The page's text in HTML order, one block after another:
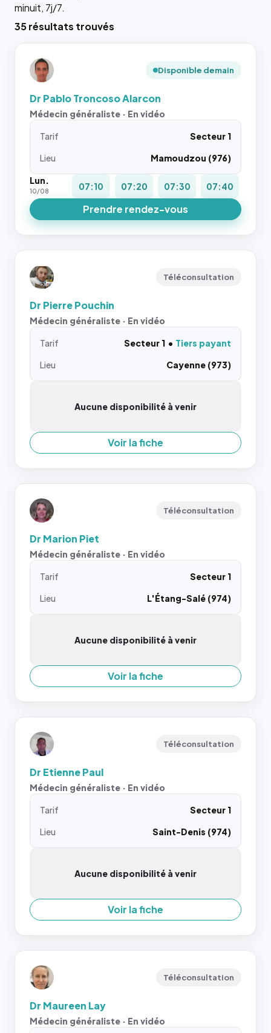
minuit, 7j/7.
35 résultats trouvés
Disponible demain
Dr Pablo Troncoso Alarcon
Médecin généraliste · En vidéo
Tarif
Secteur 1
Lieu
Mamoudzou (976)
Lun.
10/08 07:10 07:20 07:30 07:40
Prendre rendez-vous
Téléconsultation
Dr Pierre Pouchin
Médecin généraliste · En vidéo
Tarif Secteur 1
Tiers payant
Lieu
Cayenne (973)
Aucune disponibilité à venir
Voir la fiche
Téléconsultation
Dr Marion Piet
Médecin généraliste · En vidéo
Tarif
Secteur 1
Lieu
L'Étang-Salé (974)
Aucune disponibilité à venir
Voir la fiche
Téléconsultation
Dr Etienne Paul
Médecin généraliste · En vidéo
Tarif
Secteur 1
Lieu
Saint-Denis (974)
Aucune disponibilité à venir
Voir la fiche
Téléconsultation
Dr Maureen Lay
Médecin généraliste · En vidéo